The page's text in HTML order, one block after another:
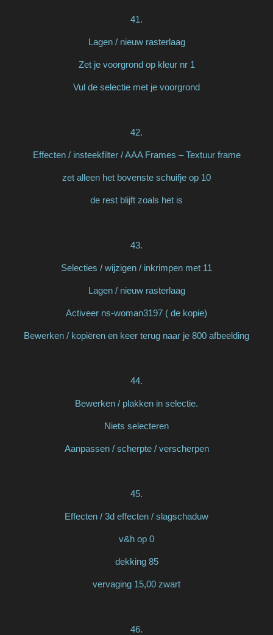
41.
Lagen / nieuw rasterlaag
Zet je voorgrond op kleur nr 1
Vul de selectie met je voorgrond
42.
Effecten / insteekfilter / AAA Frames – Textuur frame
zet alleen het bovenste schuifje op 10
de rest blijft zoals het is
43.
Selecties / wijzigen / inkrimpen met 11
Lagen / nieuw rasterlaag
Activeer ns-woman3197 ( de kopie)
Bewerken / kopiëren en keer terug naar je 800 afbeelding
44.
Bewerken / plakken in selectie.
Niets selecteren
Aanpassen / scherpte / verscherpen
45.
Effecten / 3d effecten / slagschaduw
v&h op 0
dekking 85
vervaging 15,00 zwart
46.